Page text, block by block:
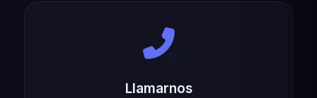
Llamarnos